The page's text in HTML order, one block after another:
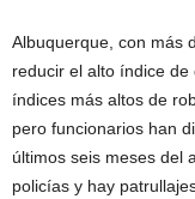
Albuquerque, con más
reducir el alto índice
índices más altos de
pero funcionarios han
últimos seis meses del
policías y hay